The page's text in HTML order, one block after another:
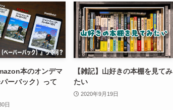
本のオンデマ
ーバック）って
日
【雑記】山好きの本棚を見てみ
たい
2020年9月19日